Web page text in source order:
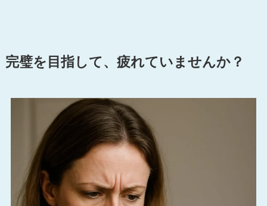
完璧を目指して、疲れていませんか？